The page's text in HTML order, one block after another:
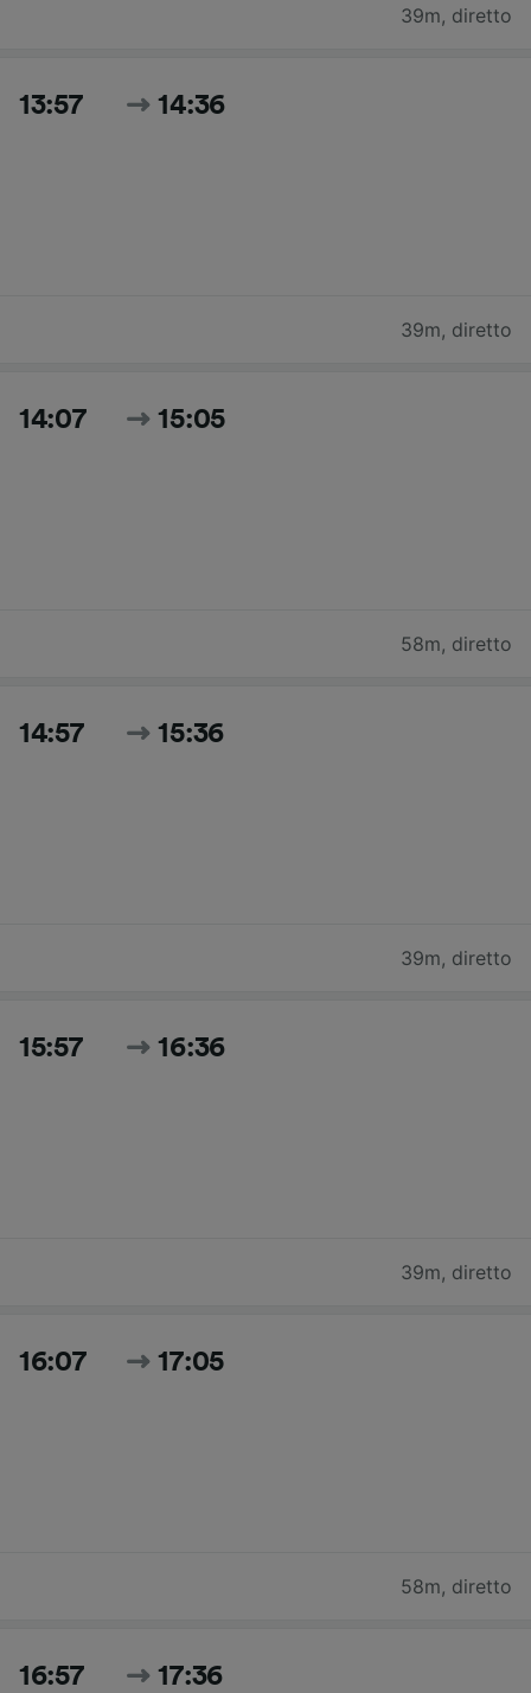
39m, diretto
13:57 14:36
39m, diretto
14:07 15:05
58m, diretto
14:57 15:36
39m, diretto
15:57 16:36
39m, diretto
16:07 17:05
58m, diretto
16:57 17:36